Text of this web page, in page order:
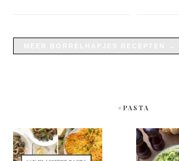
#PASTA